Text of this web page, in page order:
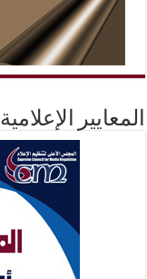
المعايير الإعلامية